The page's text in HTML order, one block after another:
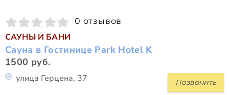
0 отзывов
САУНЫ И БАНИ
Сауна в Гостинице Park Hotel K
1500 руб.
Позвонить
улица Герцена, 37